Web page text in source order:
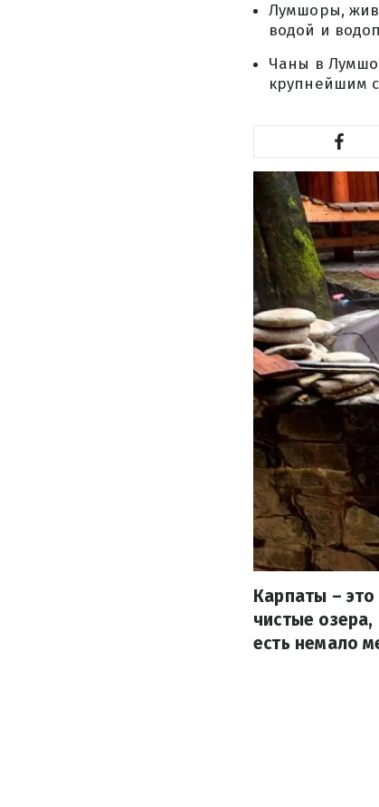
Лумшоры,
водой и
Чаны в
крупнейшим
Карпаты –
чистые
есть немало